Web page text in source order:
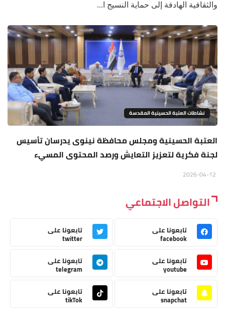
والثقافية الهادفة إلى حماية النسيج ا...
نشاطات العتبة الحسينية المقدسة
العتبة الحسينية ومجلس محافظة نينوى يدرسان تأسيس
لجنة فكرية لتعزيز التعايش ورصد المحتوى المسيء
التواصل الاجتماعي
تابعونا على
facebook
تابعونا على
twitter
تابعونا على
youtube
تابعونا على
telegram
تابعونا على
snapchat
تابعونا على
tikTok